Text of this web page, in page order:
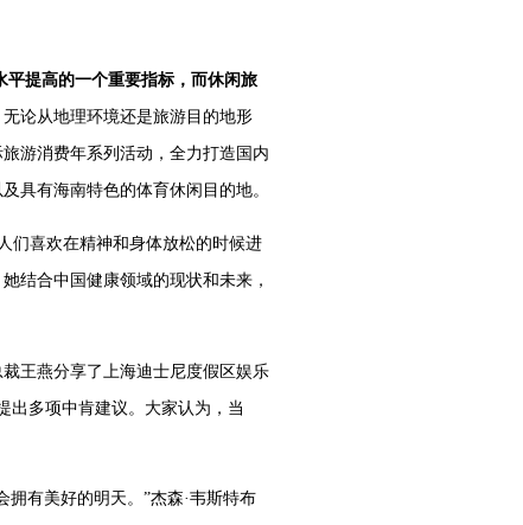
平提高的一个重要指标，而休闲旅
论从地理环境还是旅游目的地形
游消费年系列活动，全力打造国内
具有海南特色的体育休闲目的地。
们喜欢在精神和身体放松的时候进
结合中国健康领域的现状和未来，
王燕分享了上海迪士尼度假区娱乐
出多项中肯建议。大家认为，当
有美好的明天。”杰森·韦斯特布